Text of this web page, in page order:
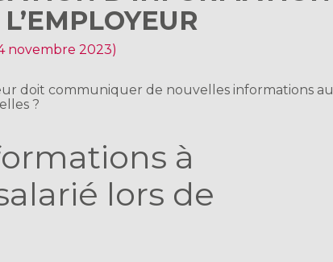
novembre 2023)
doit communiquer de nouvelles informations au
?
à
lors de